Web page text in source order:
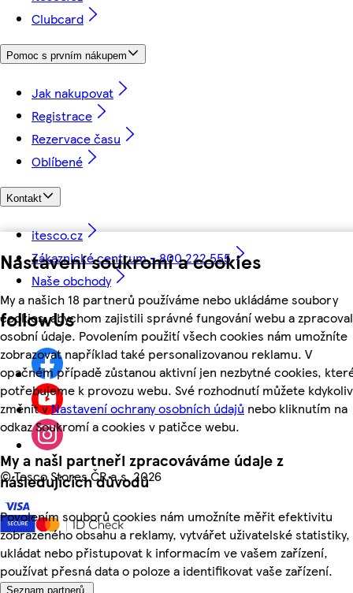
Nastavení soukromí a cookies
My a našich 18 partnerů používáme nebo ukládáme soubory
cookies, abychom zajistili správné fungování webu a
osobní údaje. Povolením použití všech cookies nám umožníte
zobrazovat například také personalizovanou reklamu. V
opačném případě zůstanou aktivní jen nezbytné cookies,
potřebujeme k provozu webu. Své rozhodnutí můžete kdykoliv
změnit vNastavení ochrany osobních údajů nebo kliknutím na
odkaz Soukromí a cookies v patičce webu.
My a naši partneři zpracováváme údaje z
následujících důvodů
Povolením souborů cookies nám umožníte měřit efektivitu
zobrazeného obsahu a reklamy, vytvářet uživatelské statistiky,
ukládat nebo přistupovat k informacím ve vašem zařízení,
používat přesná data o poloze a identifikovat vaše zařízení.
Seznam partnerů.
Clubcard
Pomoc s prvním nákupem
Jak nakupovat
Registrace
Rezervace času
Oblíbené
Kontakt
itesco.cz
Zákaznické centrum - 800 222 555
Naše obchody
followUs
©Tesco Stores ČR a.s. 2026